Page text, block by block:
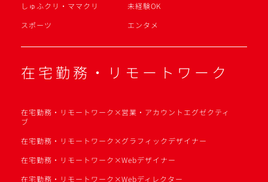
しゅふクリ・ママクリ
未経験OK
スポーツ
エンタメ
在宅勤務・リモートワーク
在宅勤務・リモートワーク×営業・アカウントエグゼクティ
ブ
在宅勤務・リモートワーク×グラフィックデザイナー
在宅勤務・リモートワーク×Webデザイナー
在宅勤務・リモートワーク×Webディレクター